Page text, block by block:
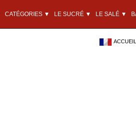
CATÉGORIES ▼ LE SUCRÉ ▼ LE SALÉ ▼